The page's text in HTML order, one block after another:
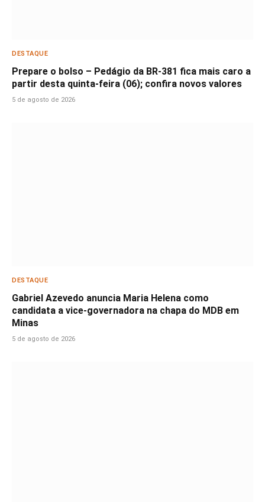
DESTAQUE
Prepare o bolso – Pedágio da BR-381 fica mais caro a
partir desta quinta-feira (06); confira novos valores
5 de agosto de 2026
DESTAQUE
Gabriel Azevedo anuncia Maria Helena como
candidata a vice-governadora na chapa do MDB em
Minas
5 de agosto de 2026